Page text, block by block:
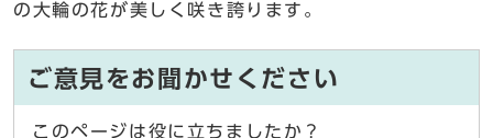
の大輪の花が美しく咲き誇ります。
ご意見をお聞かせください
このページは役に立ちましたか？